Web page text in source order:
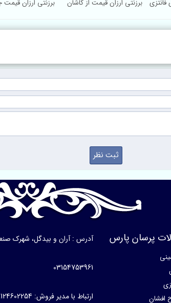
برزنتی ارزان قیمت
برزنتی ارزان قیمت از کاشان
فانتزی
پرسان پارس
افشان
آدرس : آران و بیدگل، شهرک
03154753961
ارتباط با مدیر فروش: 09124602254-09131629159